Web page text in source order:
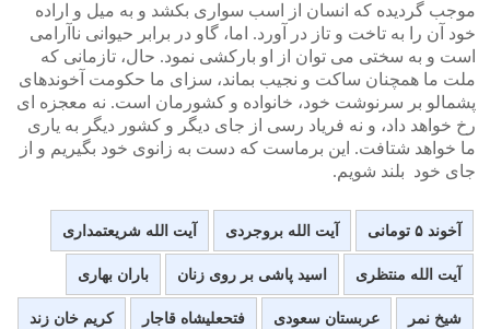
موجب گردیده که انسان از اسب سواری بکشد و به میل و اراده
خود آن را به تاخت و تاز در آورد. اما، گاو در برابر حیوانی ناآرامی
است و به سختی می توان از او بارکشی نمود. حال، تازمانی که
ملت ما همچنان ساکت و نجیب بماند، سزای ما حکومت آخوندهای
پشمالو بر سرنوشت خود، خانواده و کشورمان است. نه معجزه ای
رخ خواهد داد، و نه فریاد رسی از جای دیگر و کشور دیگر به یاری
ما خواهد شتافت. این برماست که دست به زانوی خود بگیریم و از
جای خود بلند شویم.
آخوند ۵ تومانی آیت الله بروجردی آیت الله شریعتمداری
آیت الله منتظری اسید پاشی بر روی زنان باران بهاری
شیخ نمر عربستان سعودی فتحعلیشاه قاجار کریم خان زند